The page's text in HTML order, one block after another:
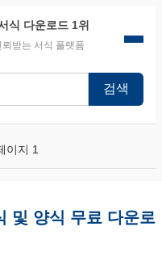
식 다운로드 1위
받는 서식 플랫폼
검색
이지 1
및 양식 무료 다운로